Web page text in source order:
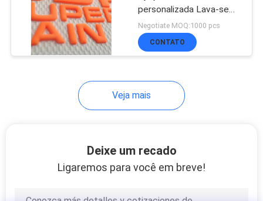
gravado
Etiqueta de
Calor para Rebanho
personalizada Lava-se
3D Logotipo de silicone
macio Transferência de
calor
Negotiate MOQ:1000 pcs
CONTATO
Veja mais
Deixe um recado
Ligaremos para você em breve!